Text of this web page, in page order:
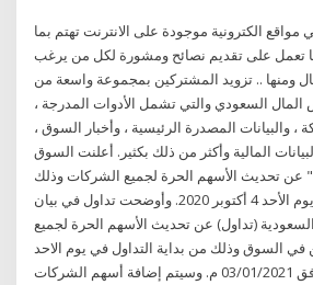
مواقع الكترونية موجودة على الانترنت تهتم بما
تعمل على تقديم نصائح ومشورة لكل من يرغب
ومنها .. تزويد المشتركين بمجموعة واسعة من
السعودي والتي تشمل الأدوات المدرجة ،
، والبيانات المصدرة الرئيسية ، وأخبار السوق ،
المالية وأكثر من ذلك بكثير. أعلنت السوق
عن تحديث الأسهم الحرة لجميع الشركات وذلك
من بداية التداول في يوم الأحد 4 أكتوبر 2020. وأوضحت تداول في بيان
(تداول) عن تحديث الأسهم الحرة لجميع
في السوق وذلك من بداية التداول في يوم الاحد
19/05/1442هـ الموافق 03/01/2021 م. وسيتم إضافة أسهم الشركات